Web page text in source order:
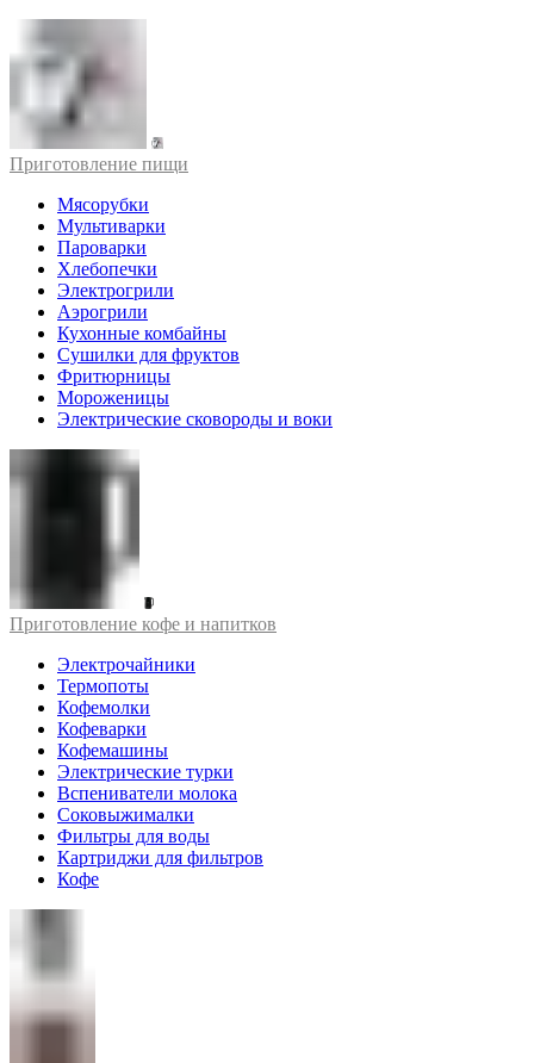
Приготовление пищи
Мясорубки
Мультиварки
Пароварки
Хлебопечки
Электрогрили
Аэрогрили
Кухонные комбайны
Сушилки для фруктов
Фритюрницы
Мороженицы
Электрические сковороды и воки
Приготовление кофе и напитков
Электрочайники
Термопоты
Кофемолки
Кофеварки
Кофемашины
Электрические турки
Вспениватели молока
Соковыжималки
Фильтры для воды
Картриджи для фильтров
Кофе